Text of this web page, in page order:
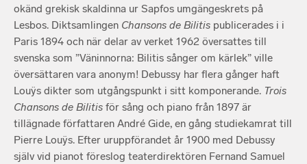
okänd grekisk skaldinna ur Sapfos umgängeskrets på
Lesbos. Diktsamlingen Chansons de Bilitis publicerades i i
Paris 1894 och när delar av verket 1962 översattes till
svenska som ”Väninnorna: Bilitis sånger om kärlek” ville
översättaren vara anonym! Debussy har flera gånger haft
Louÿs dikter som utgångspunkt i sitt komponerande. Trois
Chansons de Bilitis för sång och piano från 1897 är
tillägnade författaren André Gide, en gång studiekamrat till
Pierre Louÿs. Efter uruppförandet år 1900 med Debussy
själv vid pianot föreslog teaterdirektören Fernand Samuel